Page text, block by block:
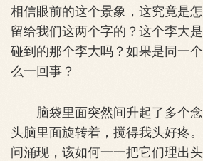
相信眼前的这个景象，这究竟是
留给我们这两个字的？这个李大
碰到的那个李大吗？如果是同一
么一回事？
脑袋里面突然间升起了多个念
头脑里面旋转着，搅得我头好疼
问涌现，该如何一一把它们理出